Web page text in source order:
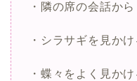
・隣の席の会話か
・シラサギを見かけ
・蝶々をよく見かけ